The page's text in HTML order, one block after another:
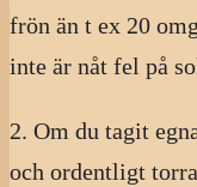
frön än t ex 20
inte är nåt fel på
2. Om du tagit
och ordentligt